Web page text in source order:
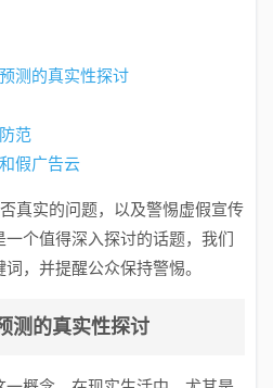
测的真实性探讨
范
假广告云
真实的问题，以及警惕虚假宣传
个值得深入探讨的话题，我们
，并提醒公众保持警惕。
测的真实性探讨